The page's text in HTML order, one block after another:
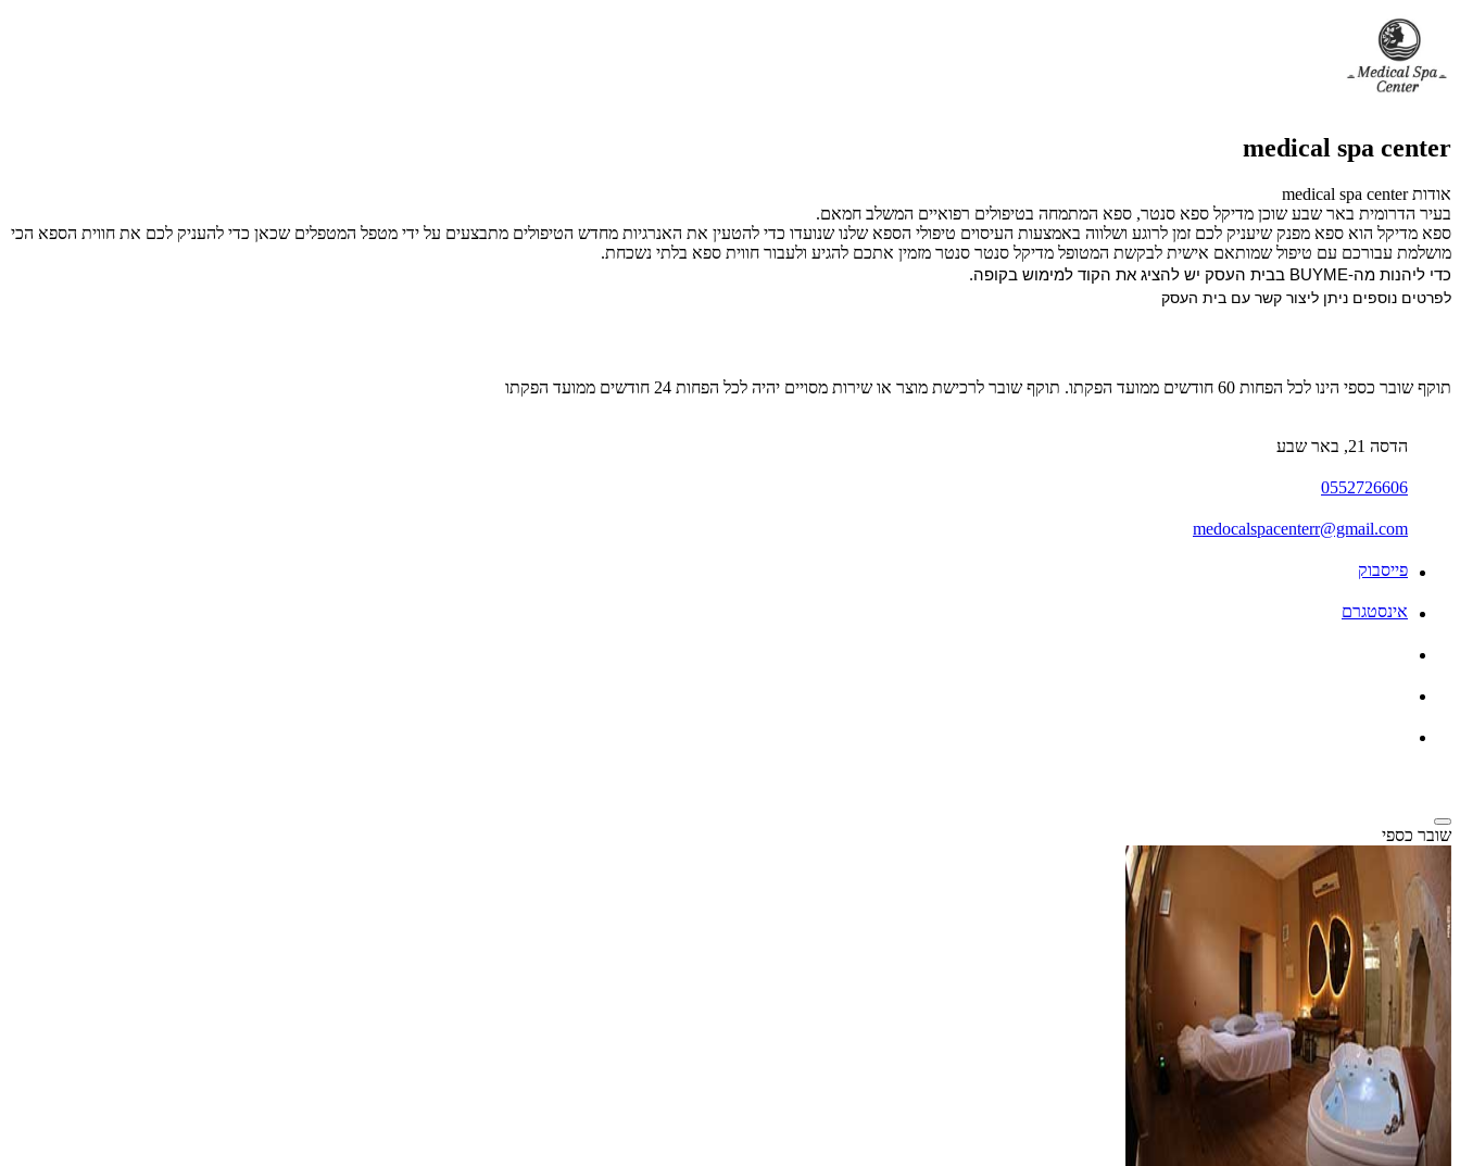
medical spa center
אודות medical spa center
בעיר הדרומית באר שבע שוכן מדיקל ספא סנטר, ספא המתמחה בטיפולים רפואיים המשלב חמאם.
ספא מדיקל הוא ספא מפנק שיעניק לכם זמן לרוגע ושלווה באמצעות העיסוים טיפולי הספא שלנו שנועדו כדי להטעין את האנרגיות מחדש הטיפולים מתבצעים על ידי מטפל המטפלים שכאן כדי להעניק לכם את חווית הספא הכי
מושלמת עבורכם עם טיפול שמותאם אישית לבקשת המטופל מדיקל סנטר סנטר מזמין אתכם להגיע ולעבור חווית ספא בלתי נשכחת.
כדי ליהנות מה-BUYME בבית העסק יש להציג את הקוד למימוש בקופה.
לפרטים נוספים ניתן ליצור קשר עם בית העסק
תוקף שובר כספי הינו לכל הפחות 60 חודשים ממועד הפקתו. תוקף שובר לרכישת מוצר או שירות מסויים יהיה לכל הפחות 24 חודשים ממועד הפקתו
הדסה 21, באר שבע
0552726606
medocalspacenterr@gmail.com
פייסבוק
אינסטגרם
שובר כספי